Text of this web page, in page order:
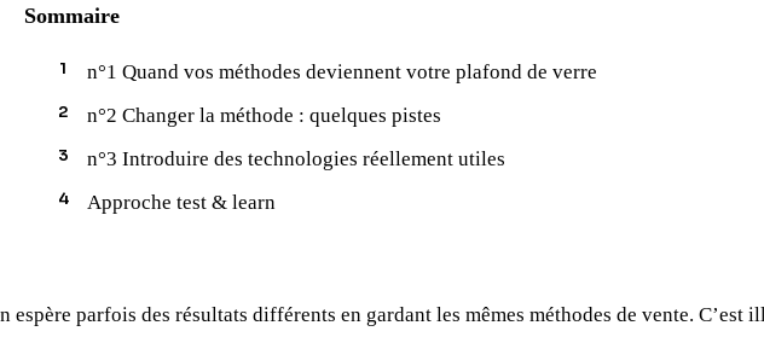
Sommaire
n°1 Quand vos méthodes deviennent votre plafond de verre
n°2 Changer la méthode : quelques pistes
n°3 Introduire des technologies réellement utiles
Approche test & learn
espère parfois des résultats différents en gardant les mêmes méthodes de vente. C’est